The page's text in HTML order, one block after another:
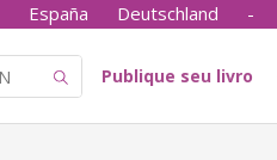
España Deutschland -
Publique seu livro